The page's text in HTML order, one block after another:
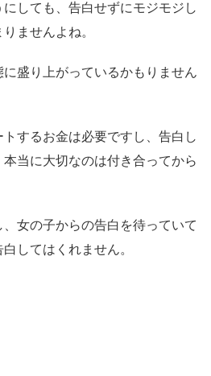
しても、告白せずにモジモジし
ませんよね。
盛り上がっているかもりません
するお金は必要ですし、告白し
当に大切なのは付き合ってから
女の子からの告白を待っていて
してはくれません。